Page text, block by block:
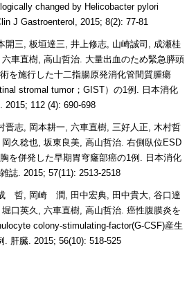
changed by Helicobacter pylori
J Gastroenterol, 2015; 8(2): 77-81
開三, 板垣達三, 井上修志, 山崎誠司, 成瀬桂
車直樹, 高山哲治. 大量出血のため緊急膵頭
を施行した十二指腸原発消化管間質腫瘍
stromal tumor；GIST）の1例. 日本消化
2015; 112 (4): 690-698
晋志, 岡本耕一, 六車直樹, 三好人正, 木村哲
久稔也, 坂東良美, 高山哲治. 右側臥位ESD
を併発した早期胃穹窿部癌の1例. 日本消化
誌. 2015; 57(11): 2513-2518
哲, 岡崎 潤, 田中宏典, 田中貴大, 谷口達
口英久, 六車直樹, 高山哲治. 癌性腹膜炎を
colony-stimulating-factor(G-CSF)産生
. 肝臓. 2015; 56(10): 518-525